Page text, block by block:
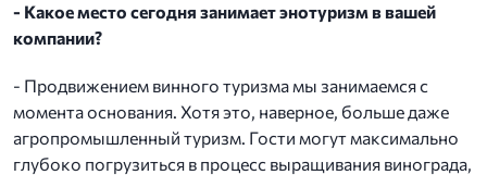
- Какое место сегодня занимает энотуризм в вашей
компании?
- Продвижением винного туризма мы занимаемся с
момента основания. Хотя это, наверное, больше даже
агропромышленный туризм. Гости могут максимально
глубоко погрузиться в процесс выращивания винограда,